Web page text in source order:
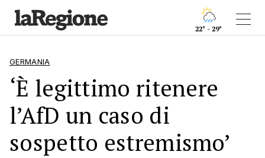
22° - 29°
GERMANIA
‘È legittimo ritenere
l’AfD un caso di
sospetto estremismo’